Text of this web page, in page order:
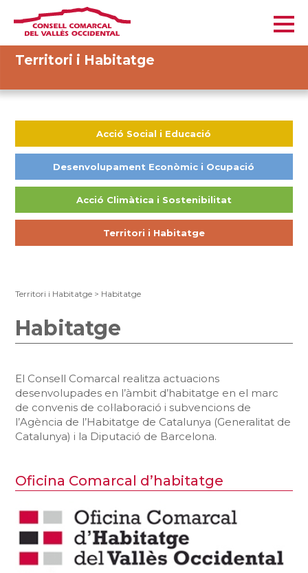
Territori i Habitatge
Acció Social i Educació
Desenvolupament Econòmic i Ocupació
Acció Climàtica i Sostenibilitat
Territori i Habitatge
Territori i Habitatge > Habitatge
Habitatge
El Consell Comarcal realitza actuacions
desenvolupades en l’àmbit d’habitatge en el marc
de convenis de col·laboració i subvencions de
l’Agència de l’Habitatge de Catalunya (Generalitat de
Catalunya) i la Diputació de Barcelona.
Oficina Comarcal d’habitatge